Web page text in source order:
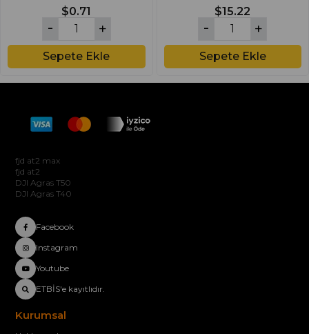
$0.71
Sepete Ekle
$15.22
Sepete Ekle
fjd at2 max
fjd at2
DJI Agras T50
DJI Agras T40
Facebook
Instagram
Youtube
ETBİS'e kayıtlıdır.
Kurumsal